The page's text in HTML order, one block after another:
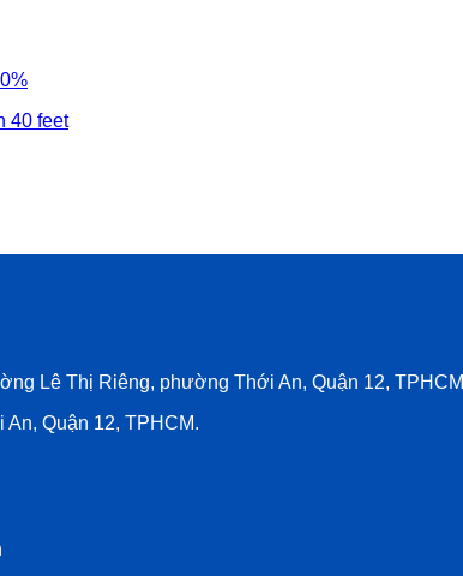
Lê Thị Riêng, phường Thới An, Quận 12, TPHCM
Quận 12, TPHCM.